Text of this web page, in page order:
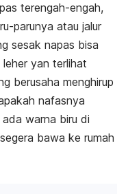
terengah-engah,
parunya atau jalur
sesak napas bisa
yan terlihat
berusaha menghirup
nafasnya
warna biru di
bawa ke rumah